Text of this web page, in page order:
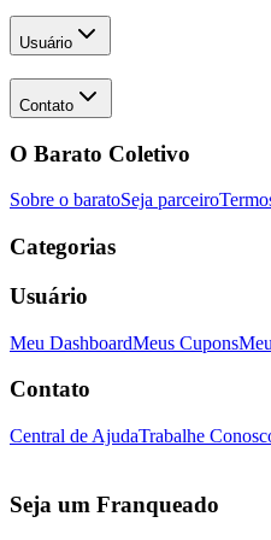
Usuário
Contato
O Barato Coletivo
Sobre o baratoSeja parceiro
Categorias
Usuário
Meu DashboardMeus Cupons
Contato
Central de AjudaTrabalhe
Seja um Franqueado